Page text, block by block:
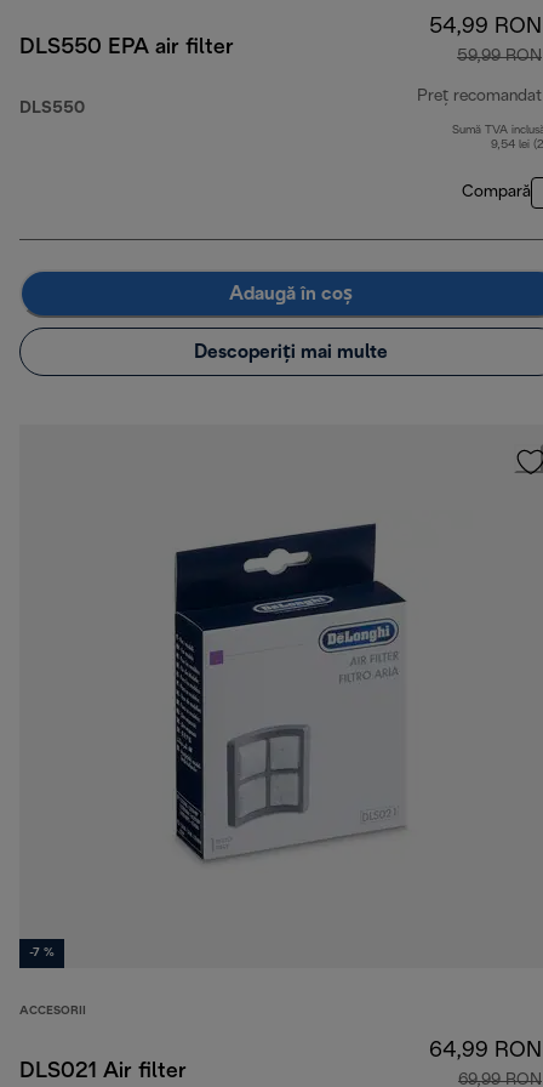
DLS550 EPA air filter
DLS550
54,99 RON
59,99 RON
Preț recomandat
Sumă TVA
9,54 lei
Compară
Adaugă în coș
Descoperiți mai multe
-7 %
ACCESORII
DLS021 Air filter
64,99 RON
69,99 RON